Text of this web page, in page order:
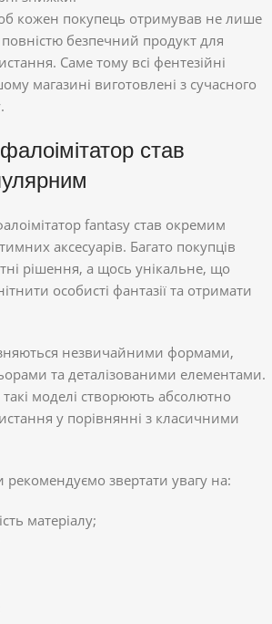
кожен покупець отримував не лише
безпечний продукт для
Саме тому всі фентезійні
магазині виготовлені з сучасного
став
fantasy став окремим
аксесуарів. Багато покупців
рішення, а щось унікальне, що
особисті фантазії та отримати
незвичайними формами,
та деталізованими елементами.
моделі створюють абсолютно
у порівнянні з класичними
рекомендуємо звертати увагу на:
матеріалу;